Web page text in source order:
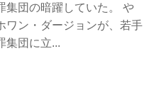
集団の暗躍していた。 や
ワン・ダージョンが、若手
集団に立...